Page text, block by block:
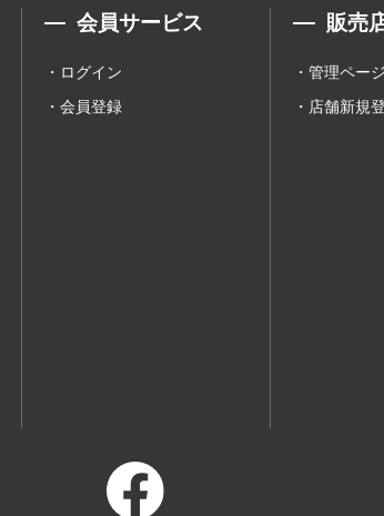
会員サービス
ログイン
会員登録
販売
管理ペー
店舗新規